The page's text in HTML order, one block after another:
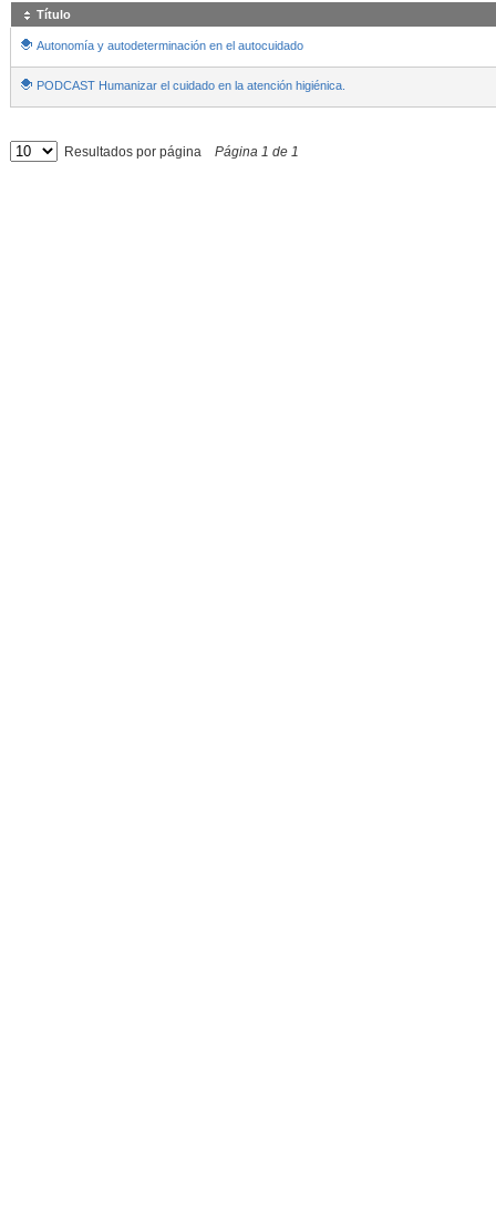
Título
Autonomía y autodeterminación en el autocuidado
PODCAST Humanizar el cuidado en la atención higiénica.
Resultados por página Página 1 de 1